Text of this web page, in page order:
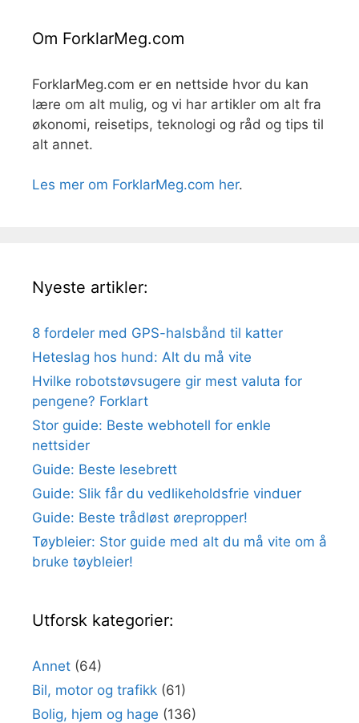
Om ForklarMeg.com
ForklarMeg.com er en nettside hvor du kan
lære om alt mulig, og vi har artikler om alt fra
økonomi, reisetips, teknologi og råd og tips til
alt annet.
Les mer om ForklarMeg.com her.
Nyeste artikler:
8 fordeler med GPS-halsbånd til katter
Heteslag hos hund: Alt du må vite
Hvilke robotstøvsugere gir mest valuta for
pengene? Forklart
Stor guide: Beste webhotell for enkle
nettsider
Guide: Beste lesebrett
Guide: Slik får du vedlikeholdsfrie vinduer
Guide: Beste trådløst ørepropper!
Tøybleier: Stor guide med alt du må vite om å
bruke tøybleier!
Utforsk kategorier:
Annet (64)
Bil, motor og trafikk (61)
Bolig, hjem og hage (136)